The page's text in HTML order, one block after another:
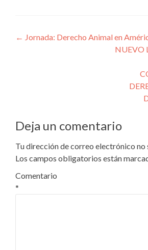
Navegación
← Jornada: Derecho Animal en
NUEVO
Deja un comentario
Tu dirección de correo electrónico no
Los campos obligatorios están
Comentario
*